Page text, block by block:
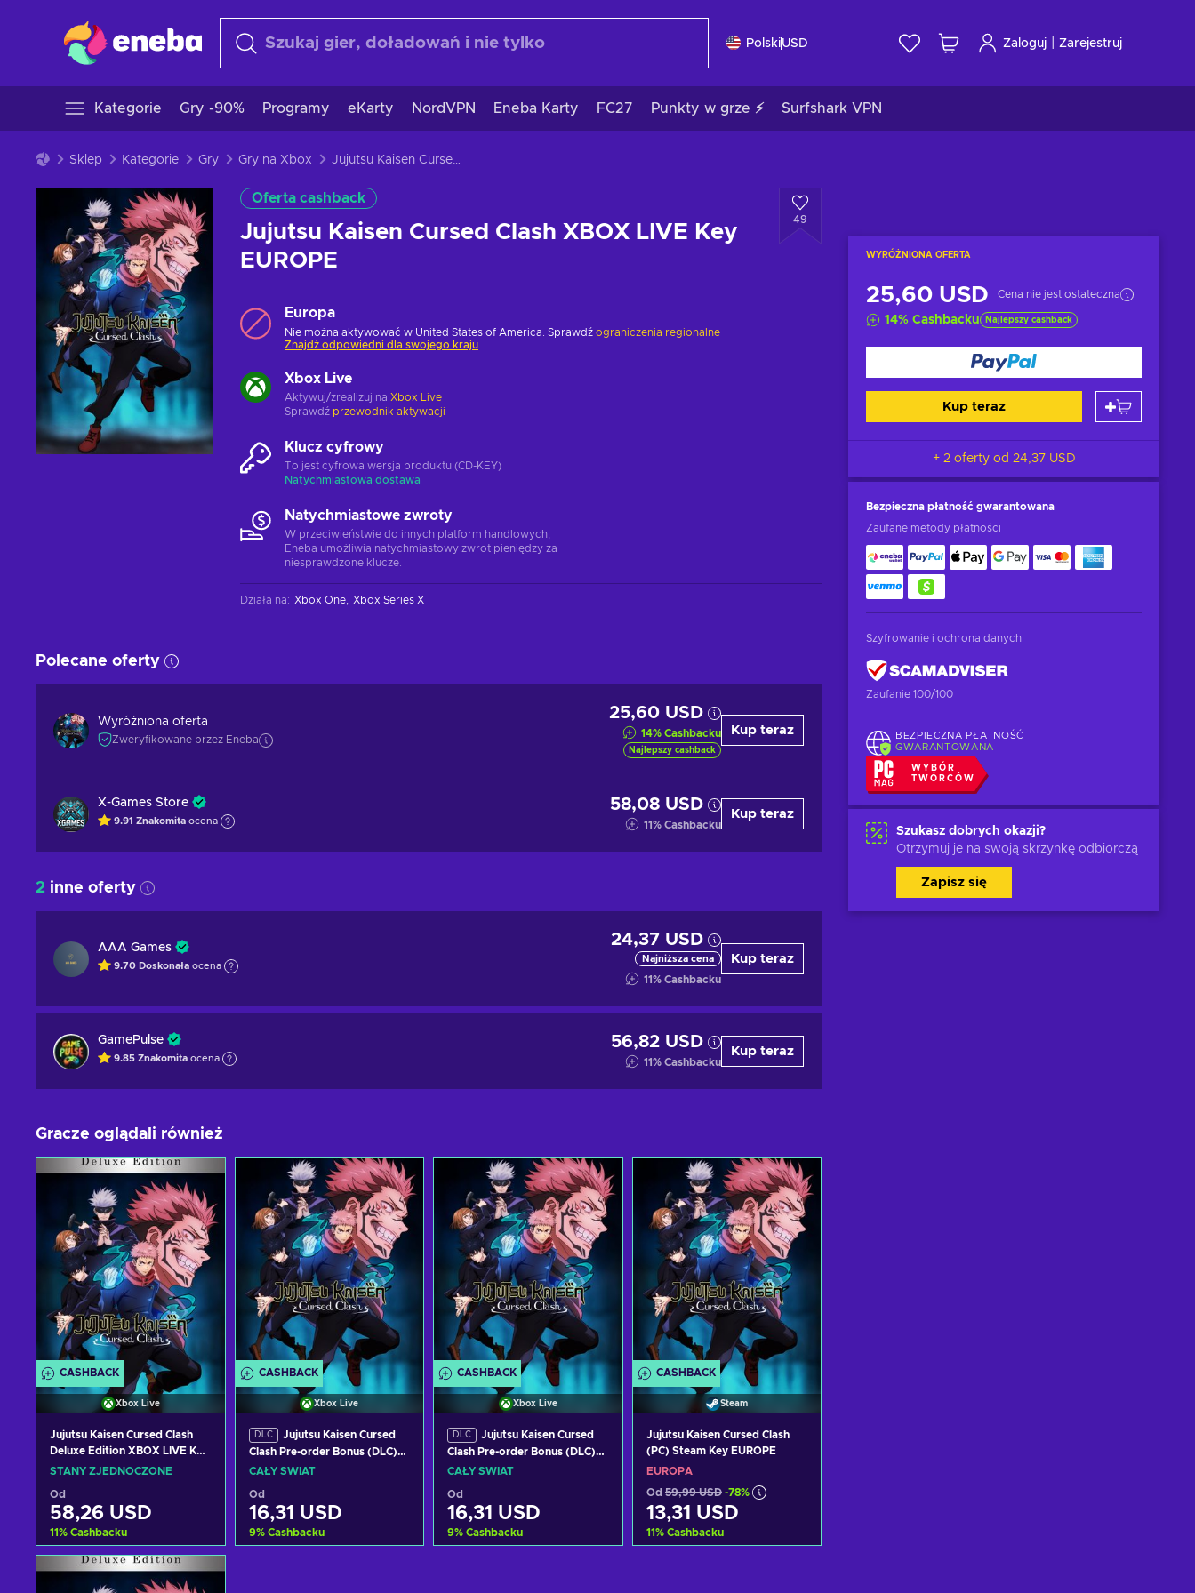
PolskiUSD Zaloguj Zarejestruj
Kategorie Gry -90% Programy eKarty NordVPN Eneba Karty FC27 Punkty w grze ⚡ Surfshark VPN
Sklep Kategorie Gry Gry na Xbox Jujutsu Kaisen Cursed Clash XBOX LIVE Key EUROPE
Oferta cashback
Jujutsu Kaisen Cursed Clash XBOX LIVE Key
EUROPE
49
WYRÓŻNIONA OFERTA
25,60 USD Cena nie jest ostateczna
14% Cashbacku Najlepszy cashback
Kup teraz
+ 2 oferty od 24,37 USD
Bezpieczna płatność gwarantowana
Zaufane metody płatności
Szyfrowanie i ochrona danych
Zaufanie 100/100
BEZPIECZNA PŁATNOŚĆ
GWARANTOWANA
WYBÓR
TWÓRCÓW
Szukasz dobrych okazji?
Otrzymuj je na swoją skrzynkę odbiorczą
Zapisz się
Europa
Nie można aktywować w United States of America. Sprawdź ograniczenia regionalne
Znajdź odpowiedni dla swojego kraju
Xbox Live
Aktywuj/zrealizuj na Xbox Live
Sprawdź przewodnik aktywacji
Klucz cyfrowy
To jest cyfrowa wersja produktu (CD-KEY)
Natychmiastowa dostawa
Natychmiastowe zwroty
W przeciwieństwie do innych platform handlowych,
Eneba umożliwia natychmiastowy zwrot pieniędzy za
niesprawdzone klucze.
Działa na: Xbox One Xbox Series X
Polecane oferty
Wyróżniona oferta
Zweryfikowane przez Eneba
25,60 USD
14% Cashbacku
Najlepszy cashback
Kup teraz
X-Games Store
9.91 Znakomita ocena
58,08 USD
11% Cashbacku
Kup teraz
2 inne oferty
AAA Games
9.70 Doskonała ocena
24,37 USD
Najniższa cena
11% Cashbacku
Kup teraz
GamePulse
9.85 Znakomita ocena
56,82 USD
11% Cashbacku
Kup teraz
Gracze oglądali również
CASHBACK
Xbox Live
Jujutsu Kaisen Cursed Clash
Deluxe Edition XBOX LIVE Key
UNITED STATES
STANY ZJEDNOCZONE
Od
58,26 USD
11% Cashbacku
Dodaj do koszyka
CASHBACK
Xbox Live
DLC
Jujutsu Kaisen Cursed
Clash Pre-order Bonus (DLC)
(Xbox One) XBOX LIVE Key
CAŁY ŚWIAT
Od
16,31 USD
9% Cashbacku
CASHBACK
Xbox Live
DLC
Jujutsu Kaisen Cursed
Clash Pre-order Bonus (DLC)
(Xbox Series X|S) XBOX LIVE
CAŁY ŚWIAT
Od
16,31 USD
9% Cashbacku
CASHBACK
Steam
Jujutsu Kaisen Cursed Clash
(PC) Steam Key EUROPE
EUROPA
Od 59,99 USD -78%
13,31 USD
11% Cashbacku